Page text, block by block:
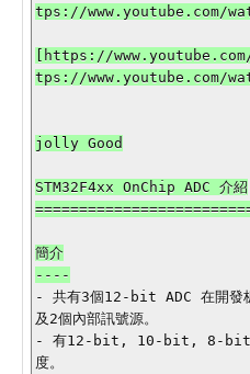
tps://www.youtube.com/
[https://
tps://www.youtube.com/
jolly Good
STM32F4xx OnChip ADC 介紹
簡介
- 共有3個12-bit ADC 在開發
及2個內部訊號源。
- 有12-bit, 10-bit, 8-bit
度。